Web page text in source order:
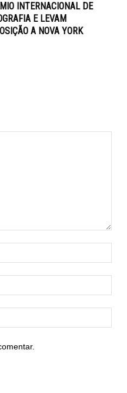
INTERNACIONAL DE
E LEVAM
A NOVA YORK